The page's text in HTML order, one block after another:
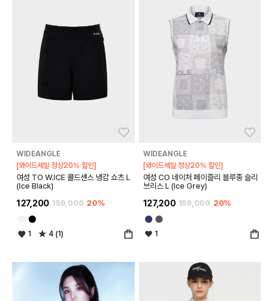
WIDEANGLE
[와이드세일 정상20% 할인]
여성 TO W.ICE 콜드센스 냉감 쇼츠 L
(Ice Black)
127,200 159,000 20%
1 4 (1)
WIDEANGLE
[와이드세일 정상20% 할인]
여성 CO 네이처 페이즐리 블루종 슬리
브리스 L (Ice Grey)
127,200 159,000 20%
1